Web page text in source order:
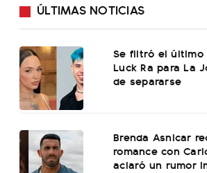
ÚLTIMAS NOTICIAS
Se filtró el último
Luck Ra para La
de separarse
Brenda Asnicar
romance con
aclaró un rumor